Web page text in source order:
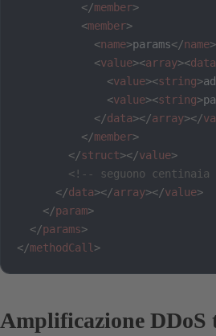
</member>
<member>
<name>params</name>
<value><array><data
<value><string>
<value><string>
</data></array></
</member>
</struct></value>
<!-- seguono
</data></array></value>
</param>
</params>
</methodCall >
Amplificazione DDoS